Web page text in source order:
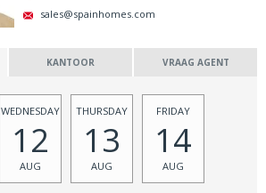
sales@spainhomes.com
KANTOOR VRAAG AGENT
WEDNESDAY
12
AUG
THURSDAY
13
AUG
FRIDAY
14
AUG